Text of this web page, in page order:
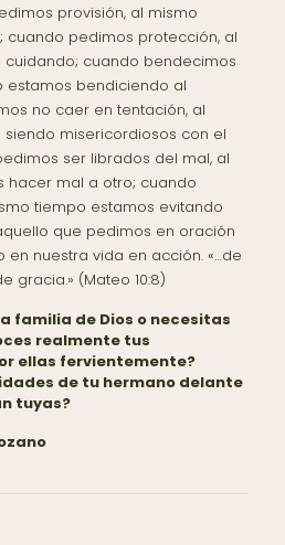
provisión, al mismo
pedimos protección, al
cuando bendecimos
estamos bendiciendo al
no caer en tentación, al
misericordiosos con el
ser librados del mal, al
hacer mal a otro; cuando
tiempo estamos evitando
que pedimos en oración
nuestra vida en acción. «…de
gracia.» (Mateo 10:8)
familia de Dios o necesitas
realmente tus
ellas fervientemente?
de tu hermano delante
tuyas?